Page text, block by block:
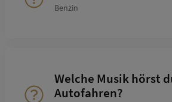
Benzin
Welche Musik hörst
Autofahren?